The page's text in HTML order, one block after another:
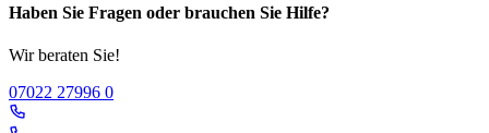
Haben Sie Fragen oder brauchen Sie Hilfe?
Wir beraten Sie!
07022 27996 0